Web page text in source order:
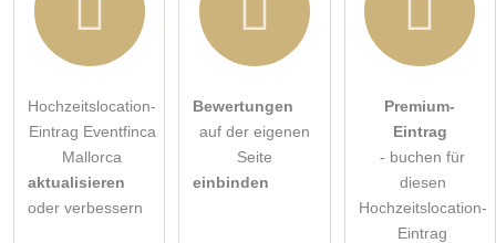
Hochzeitslocation-
Eintrag Eventfinca
Mallorca
aktualisieren
oder verbessern
Bewertungen
auf der eigenen
Seite
einbinden
Premium-
Eintrag
- buchen für
diesen
Hochzeitslocation-
Eintrag